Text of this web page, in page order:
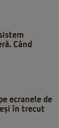
Când
ecranele de
în trecut